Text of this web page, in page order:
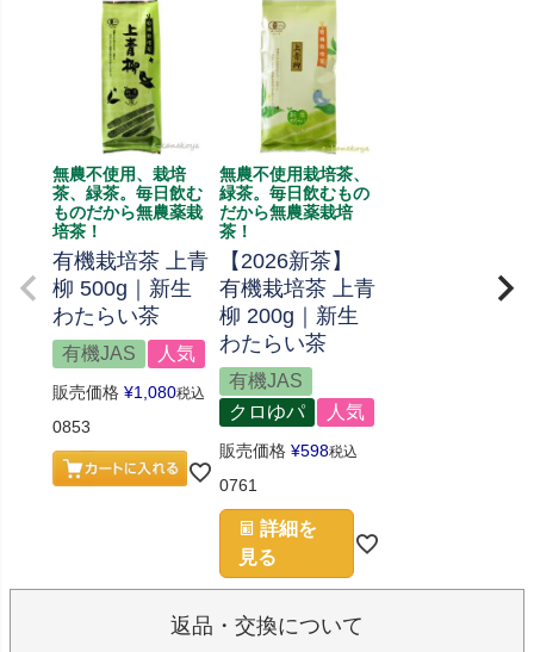
無農不使用、栽培
茶、緑茶。毎日飲む
ものだから無農薬栽
培茶！
有機栽培茶 上青
柳 500g｜新生
わたらい茶
有機JAS 人気
販売価格 ¥1,080税込
0853
無農不使用栽培茶、
緑茶。毎日飲むもの
だから無農薬栽培
茶！
【2026新茶】
有機栽培茶 上青
柳 200g｜新生
わたらい茶
有機JAS
クロゆパ
人気
販売価格 ¥598税込
0761
詳細を
見る
返品・交換について